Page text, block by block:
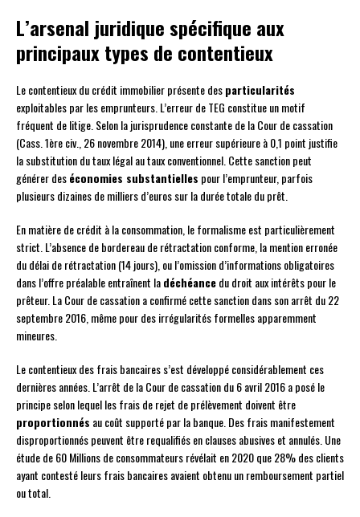
L’arsenal juridique spécifique aux
principaux types de contentieux
Le contentieux du crédit immobilier présente desparticularités
exploitables par les emprunteurs. L’erreur de TEG constitue un motif
fréquent de litige. Selon la jurisprudence constante de la Cour de cassation
(Cass. 1ère civ., 26 novembre 2014), une erreur supérieure à 0,1 point justifie
la substitution du taux légal au taux conventionnel. Cette sanction peut
générer deséconomies substantielles pour l’emprunteur, parfois
plusieurs dizaines de milliers d’euros sur la durée totale du prêt.
En matière de crédit à la consommation, le formalisme est particulièrement
strict. L’absence de bordereau de rétractation conforme, la mention erronée
du délai de rétractation (14 jours), ou l’omission d’informations obligatoires
dans l’offre préalable entraînent ladéchéancedu droit aux intérêts pour le
prêteur. La Cour de cassation a confirmé cette sanction dans son arrêt du 22
septembre 2016, même pour des irrégularités formelles apparemment
mineures.
Le contentieux des frais bancaires s’est développé considérablement ces
dernières années. L’arrêt de la Cour de cassation du 6 avril 2016 a posé le
principe selon lequel les frais de rejet de prélèvement doivent être
proportionnés au coût supporté par la banque. Des frais manifestement
disproportionnés peuvent être requalifiés en clauses abusives et annulés. Une
étude de 60 Millions de consommateurs révélait en 2020 que 28% des clients
ayant contesté leurs frais bancaires avaient obtenu un remboursement partiel
ou total.